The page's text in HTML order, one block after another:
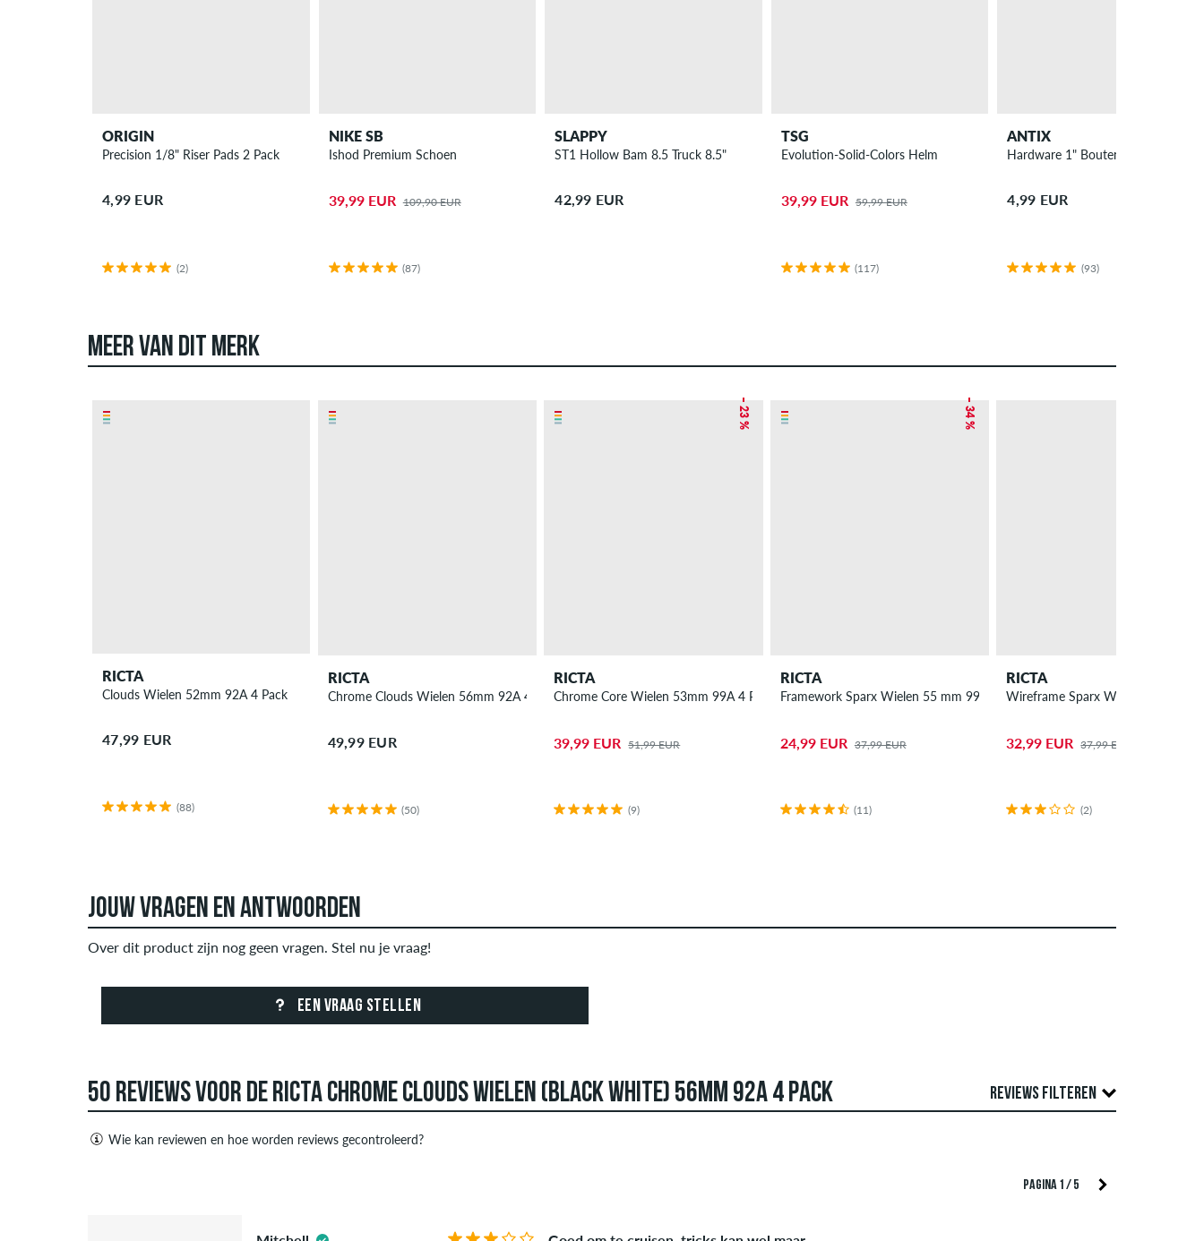
ORIGIN
Precision 1/8" Riser Pads 2 Pack
4,99 EUR
(2)
NIKE SB
Ishod Premium Schoen
39,99 EUR 109,90 EUR
(87)
SLAPPY
ST1 Hollow Bam 8.5 Truck 8.5"
42,99 EUR
TSG
Evolution-Solid-Colors Helm
39,99 EUR 59,99 EUR
(117)
ANTIX
Hardware 1" Bouten pakket allen
4,99 EUR
(93)
MEER VAN DIT MERK
RICTA
Clouds Wielen 52mm 92A 4 Pack
47,99 EUR
(88)
RICTA
Chrome Clouds Wielen 56mm 92A 4 Pack
49,99 EUR
(50)
– 23 %
RICTA
Chrome Core Wielen 53mm 99A 4 Pack
39,99 EUR 51,99 EUR
(9)
– 34 %
RICTA
Framework Sparx Wielen 55 mm 99A 4 Pack
24,99 EUR 37,99 EUR
(11)
RICTA
Wireframe Sparx Wielen 53mm
32,99 EUR 37,99 EUR
(2)
JOUW VRAGEN EN ANTWOORDEN
Over dit product zijn nog geen vragen. Stel nu je vraag!
EEN VRAAG STELLEN
50 REVIEWS VOOR DE RICTA CHROME CLOUDS WIELEN (BLACK WHITE) 56MM 92A 4 PACK
Wie kan reviewen en hoe worden reviews gecontroleerd?
negatieve recensies. Recensies met beledigende of obscene inhoud en recensies die de toepasselijke wetgeving of auteursrechten schenden en die spam en
REVIEWS FILTEREN
PAGINA 1 / 5